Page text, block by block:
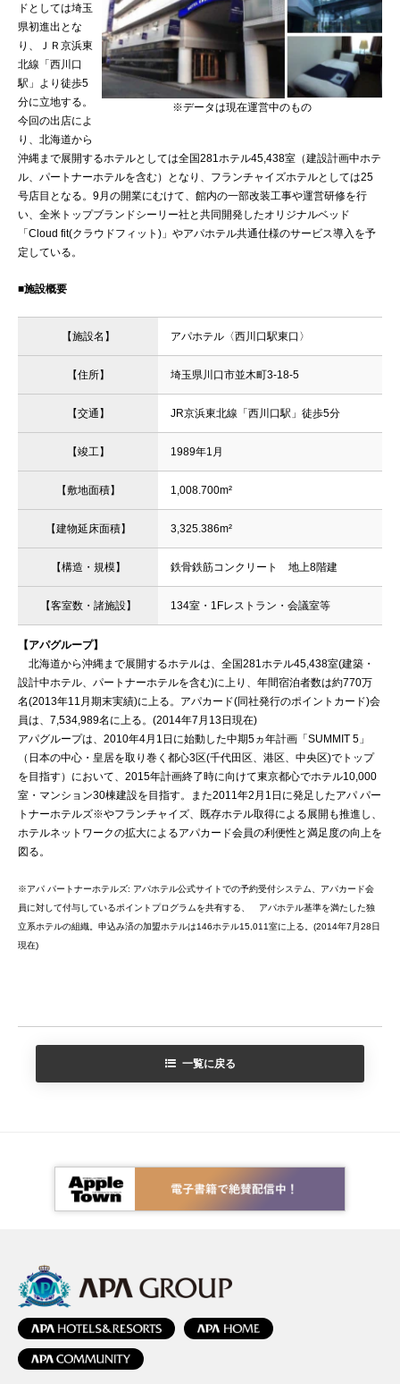
※データは現在運営中のもの
ドとしては埼玉
県初進出とな
り、ＪＲ京浜東
北線「西川口
駅」より徒歩5
分に立地する。
今回の出店によ
り、北海道から
沖縄まで展開するホテルとしては全国281ホテル45,438室（建設計画中ホテ
ル、パートナーホテルを含む）となり、フランチャイズホテルとしては25
号店目となる。9月の開業にむけて、館内の一部改装工事や運営研修を行
い、全米トップブランドシーリー社と共同開発したオリジナルベッド
「Cloud fit(クラウドフィット)」やアパホテル共通仕様のサービス導入を予
定している。
■施設概要
【施設名】 アパホテル〈西川口駅東口〉
【住所】 埼玉県川口市並木町3-18-5
【交通】 JR京浜東北線「西川口駅」徒歩5分
【竣工】 1989年1月
【敷地面積】 1,008.700m²
【建物延床面積】 3,325.386m²
【構造・規模】 鉄骨鉄筋コンクリート 地上8階建
【客室数・諸施設】 134室・1Fレストラン・会議室等
【アパグループ】
北海道から沖縄まで展開するホテルは、全国281ホテル45,438室(建築・
設計中ホテル、パートナーホテルを含む)に上り、年間宿泊者数は約770万
名(2013年11月期末実績)に上る。アパカード(同社発行のポイントカード)会
員は、7,534,989名に上る。(2014年7月13日現在)
アパグループは、2010年4月1日に始動した中期5ヵ年計画「SUMMIT 5」
（日本の中心・皇居を取り巻く都心3区(千代田区、港区、中央区)でトップ
を目指す）において、2015年計画終了時に向けて東京都心でホテル10,000
室・マンション30棟建設を目指す。また2011年2月1日に発足したアパ パー
トナーホテルズ※やフランチャイズ、既存ホテル取得による展開も推進し、
ホテルネットワークの拡大によるアパカード会員の利便性と満足度の向上を
図る。
※アパ パートナーホテルズ: アパホテル公式サイトでの予約受付システム、アパカード会
員に対して付与しているポイントプログラムを共有する、 アパホテル基準を満たした独
立系ホテルの組織。申込み済の加盟ホテルは146ホテル15,011室に上る。(2014年7月28日
現在)
一覧に戻る